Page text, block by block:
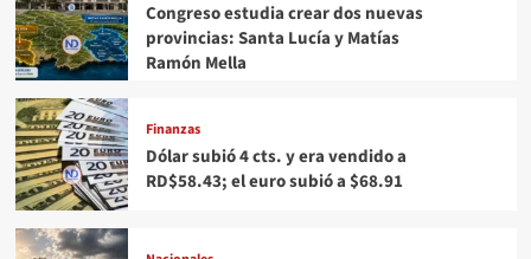
Congreso estudia crear dos nuevas
provincias: Santa Lucía y Matías
Ramón Mella
Finanzas
Dólar subió 4 cts. y era vendido a
RD$58.43; el euro subió a $68.91